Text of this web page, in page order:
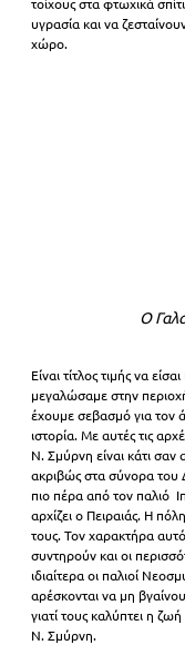
υγρασία και να
χώρο.
Ο
Είναι τίτλος τιμής να
μεγαλώσαμε στην
έχουμε σεβασμό για τον
ιστορία. Με αυτές τις
Ν. Σμύρνη είναι κάτι σαν
ακριβώς στα σύνορα του
πιο πέρα από τον παλιό
αρχίζει ο Πειραιάς. Η
τους. Τον χαρακτήρα
συντηρούν και οι
ιδιαίτερα οι παλιοί
αρέσκονται να μη
γιατί τους καλύπτει η
Ν. Σμύρνη.